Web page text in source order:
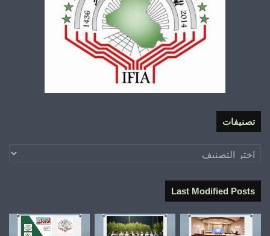
تصنيفات
تصنيفات
Last Modified Posts